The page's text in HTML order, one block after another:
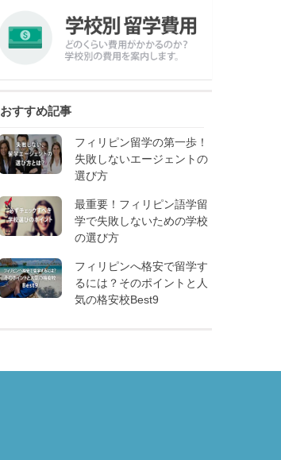
おすすめ記事
フィリピン留学の第一歩！
失敗しないエージェントの
選び方
最重要！フィリピン語学留
学で失敗しないための学校
の選び方
フィリピンへ格安で留学す
るには？そのポイントと人
気の格安校Best9